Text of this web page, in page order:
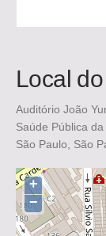
Local
Auditório João
Saúde Pública
São Paulo, São
+
−